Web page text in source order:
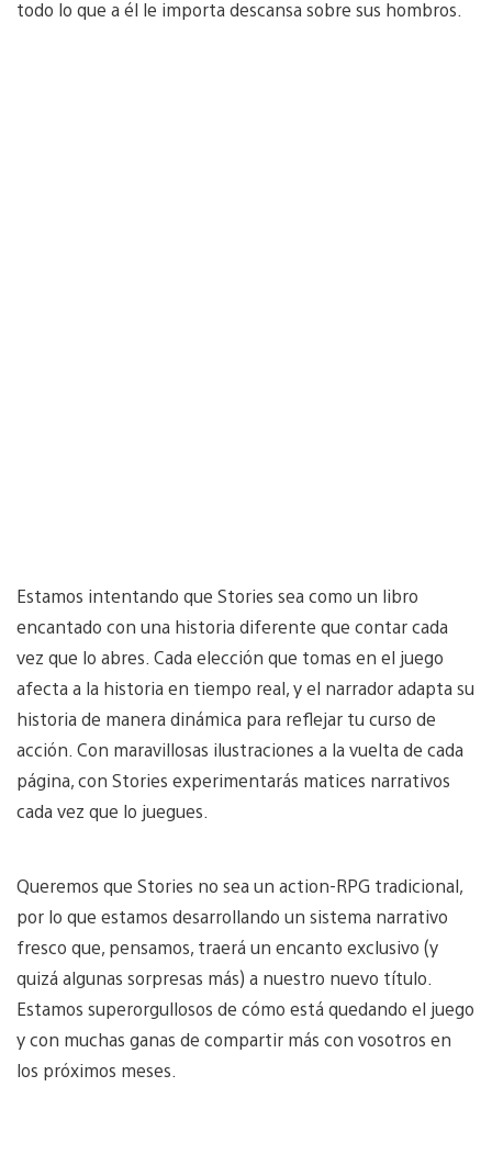
todo lo que a él le importa descansa sobre sus hombros.
Estamos intentando que Stories sea como un libro
encantado con una historia diferente que contar cada
vez que lo abres. Cada elección que tomas en el juego
afecta a la historia en tiempo real, y el narrador adapta su
historia de manera dinámica para reflejar tu curso de
acción. Con maravillosas ilustraciones a la vuelta de cada
página, con Stories experimentarás matices narrativos
cada vez que lo juegues.
Queremos que Stories no sea un action-RPG tradicional,
por lo que estamos desarrollando un sistema narrativo
fresco que, pensamos, traerá un encanto exclusivo (y
quizá algunas sorpresas más) a nuestro nuevo título.
Estamos superorgullosos de cómo está quedando el juego
y con muchas ganas de compartir más con vosotros en
los próximos meses.